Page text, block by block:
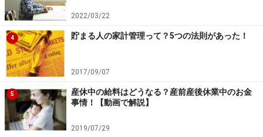
2022/03/22
4 貯まる人の家計管理って？5つの法則があった！
2017/09/07
5
産休中の給料はどうなる？産前産後休業中のお金
事情！【動画で解説】
2019/07/29